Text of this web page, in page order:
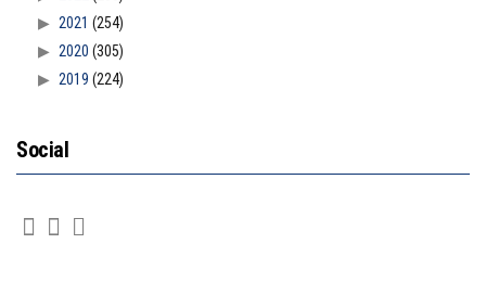
2021 (254)
2020 (305)
2019 (224)
Social